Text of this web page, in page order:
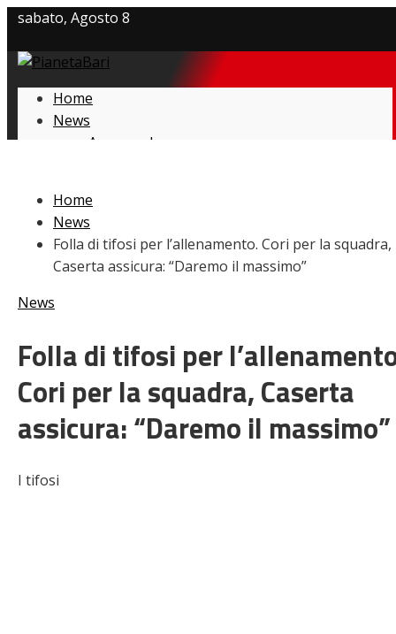
sabato, Agosto 8
Privacy policy
Cookie Policy
Home
News
Amarcord
Giovanili
Le pagelle
Interviste
Focus
Calciomercato
Video
Home
News
Folla di tifosi per l’allenamento. Cori per la squadra,
Caserta assicura: “Daremo il massimo”
News
Folla di tifosi per
Cori per la squadra, Caserta
assicura: “Daremo il massimo”
I tifosi